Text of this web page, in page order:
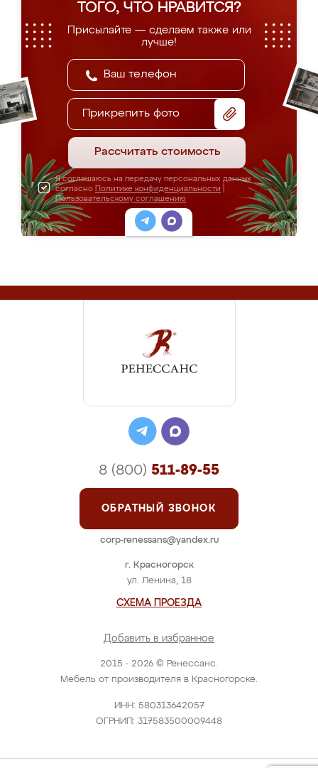
ТОГО, ЧТО НРАВИТСЯ?
Присылайте — сделаем также или
лучше!
Прикрепить фото
Рассчитать стоимость
Я соглашаюсь на передачу персональных данных
согласно Политике конфиденциальности
Пользовательскому соглашению
2015 - 2026 © Ренессанс.
Мебель от производителя в Красногорске.
ИНН: 580313642057
ОГРНИП: 317583500009448
г. Красногорск
ул. Ленина, 18
СХЕМА ПРОЕЗДА
Добавить в избранное
8 (800) 511-89-55
ОБРАТНЫЙ ЗВОНОК
corp-renessans@yandex.ru